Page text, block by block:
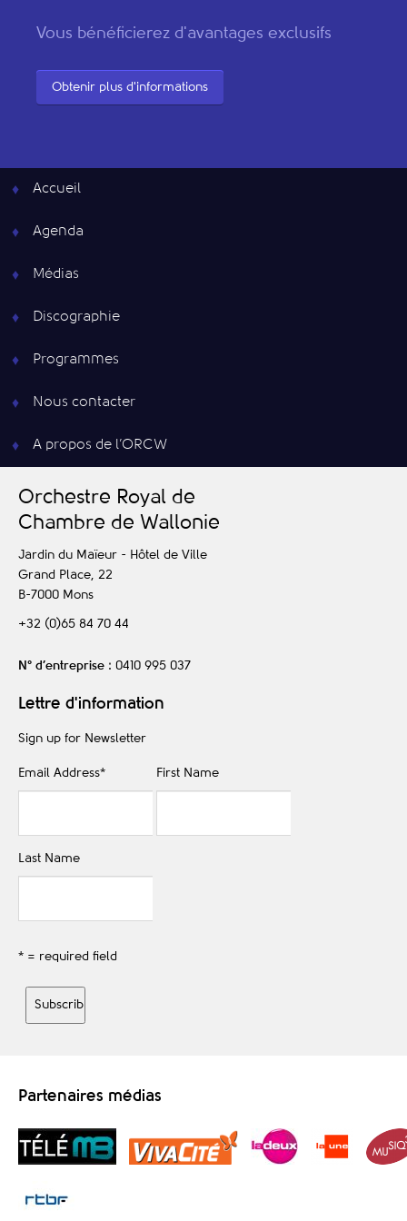
Vous bénéficierez d'avantages exclusifs
Obtenir plus d'informations
Accueil
Agenda
Médias
Discographie
Programmes
Nous contacter
A propos de l’ORCW
Orchestre Royal de
Chambre de Wallonie
Jardin du Maïeur - Hôtel de Ville
Grand Place, 22
B-7000 Mons
+32 (0)65 84 70 44
N° d’entreprise : 0410 995 037
Lettre d'information
Sign up for Newsletter
Email Address* First Name
Last Name
* = required field
Partenaires médias